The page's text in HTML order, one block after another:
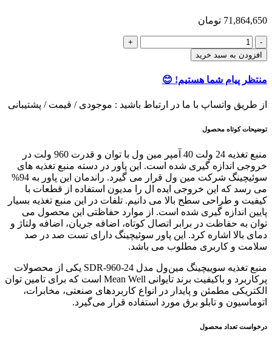
71,864,650 تومان
منبع
تغذیه
24
ولت
40
مین
مدل
960-
24
عدد
افزودن به سبد خرید
منتظر پیام شما هستیم! 😊
از طریق واتساپ با ما در ارتباط باشید : موجودی / قیمت / پشتیبانی
توضیحات کوتاه محصول
منبع تغذیه 24 ولت 40 آمپر مین ول با توان و قدرت 960 ولت در
خروجی اندازه گیری شده است. این پاور در دسته منبع تغذیه های
سوئیچینگ شرکت مین ول قرار می گیرد. راندمان این پاور به 94%
می رسد که این خروجی ایده ال را مدیون استفاده از قطعات با
کیفیت و طراحی سطح بالا می دانیم. تلفات در این منبع تغذیه بسیار
پایین اندازه گیری شده است. از موارد حفاظتی این محصول می
توان به حفاظت در برابر اتصال کوتاه، اضافه جریان، اضافه ولتاژ و
دمای بالا اشاره کرد. این پاور سوئیچینگ دارای تست صد در صد
سلامت و کاربری مطلوب می باشد.
منبع تغذیه سوییچینگ مین‌ول مدل SDR-960-24 یکی از محصولات
پرکاربرد و باکیفیت برند تایوانی Mean Well است که برای تامین توان
الکتریکی مطمئن و پایدار در انواع کاربردهای صنعتی، مخابرات،
اتوماسیون و تابلو برق مورد استفاده قرار می‌گیرد.
درخواست تعداد محصول